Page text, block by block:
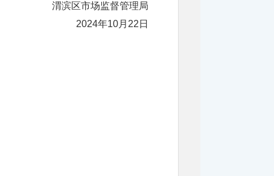
渭滨区市场监督管理局
2024年10月22 日